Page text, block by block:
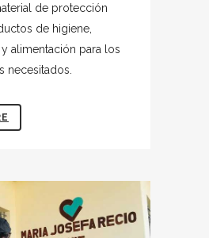
de protección
de higiene,
alimentación para los
necesitados.